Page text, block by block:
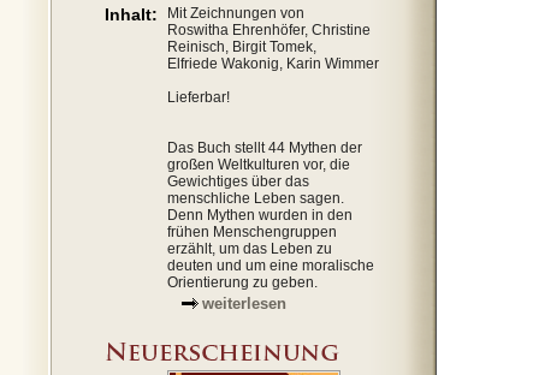
Inhalt:
Mit Zeichnungen von
Roswitha Ehrenhöfer, Christine
Reinisch, Birgit Tomek,
Elfriede Wakonig, Karin Wimmer
Lieferbar!
Das Buch stellt 44 Mythen der
großen Weltkulturen vor, die
Gewichtiges über das
menschliche Leben sagen.
Denn Mythen wurden in den
frühen Menschengruppen
erzählt, um das Leben zu
deuten und um eine moralische
Orientierung zu geben.
weiterlesen